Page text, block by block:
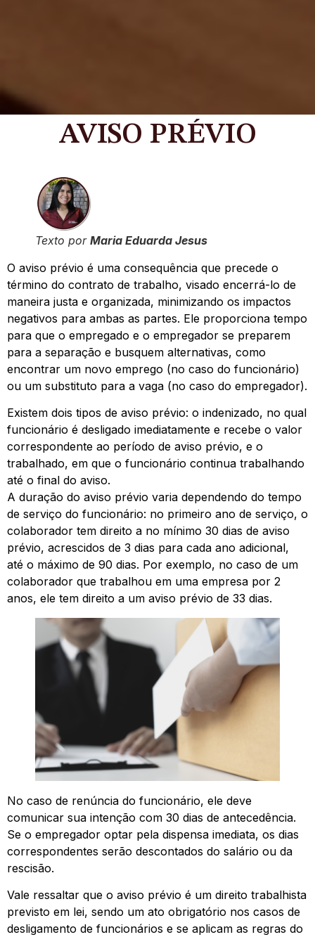
AVISO PRÉVIO
Texto por Maria Eduarda Jesus
O aviso prévio é uma consequência que precede o
término do contrato de trabalho, visado encerrá-lo de
maneira justa e organizada, minimizando os impactos
negativos para ambas as partes. Ele proporciona tempo
para que o empregado e o empregador se preparem
para a separação e busquem alternativas, como
encontrar um novo emprego (no caso do funcionário)
ou um substituto para a vaga (no caso do empregador).
Existem dois tipos de aviso prévio: o indenizado, no qual
funcionário é desligado imediatamente e recebe o valor
correspondente ao período de aviso prévio, e o
trabalhado, em que o funcionário continua trabalhando
até o final do aviso.
A duração do aviso prévio varia dependendo do tempo
de serviço do funcionário: no primeiro ano de serviço, o
colaborador tem direito a no mínimo 30 dias de aviso
prévio, acrescidos de 3 dias para cada ano adicional,
até o máximo de 90 dias. Por exemplo, no caso de um
colaborador que trabalhou em uma empresa por 2
anos, ele tem direito a um aviso prévio de 33 dias.
No caso de renúncia do funcionário, ele deve
comunicar sua intenção com 30 dias de antecedência.
Se o empregador optar pela dispensa imediata, os dias
correspondentes serão descontados do salário ou da
rescisão.
Vale ressaltar que o aviso prévio é um direito trabalhista
previsto em lei, sendo um ato obrigatório nos casos de
desligamento de funcionários e se aplicam as regras do